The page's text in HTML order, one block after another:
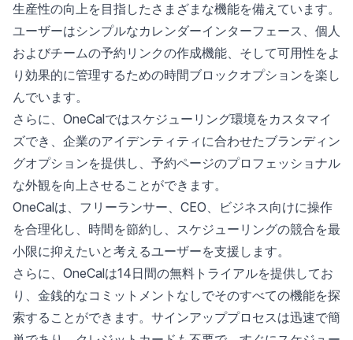
生産性の向上を目指したさまざまな機能を備えています。
ユーザーはシンプルなカレンダーインターフェース、個人
およびチームの予約リンクの作成機能、そして可用性をよ
り効果的に管理するための時間ブロックオプションを楽し
んでいます。
さらに、OneCalではスケジューリング環境をカスタマイ
ズでき、企業のアイデンティティに合わせたブランディン
グオプションを提供し、予約ページのプロフェッショナル
な外観を向上させることができます。
OneCalは、フリーランサー、CEO、ビジネス向けに操作
を合理化し、時間を節約し、スケジューリングの競合を最
小限に抑えたいと考えるユーザーを支援します。
さらに、OneCalは14日間の無料トライアルを提供してお
り、金銭的なコミットメントなしでそのすべての機能を探
索することができます。サインアッププロセスは迅速で簡